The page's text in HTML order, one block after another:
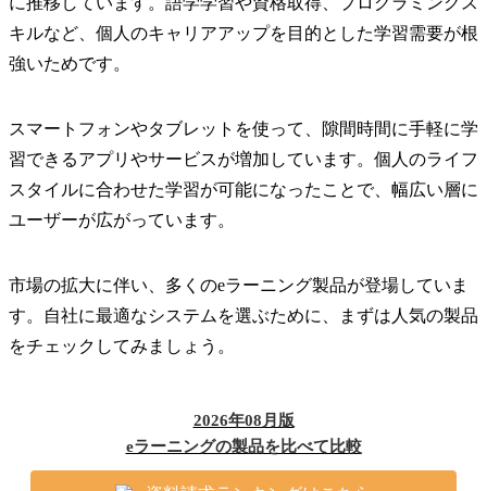
キルなど、個人のキャリアアップを目的とした学習需要が根
強いためです。
スマートフォンやタブレットを使って、隙間時間に手軽に学
習できるアプリやサービスが増加しています。個人のライフ
スタイルに合わせた学習が可能になったことで、幅広い層に
ユーザーが広がっています。
市場の拡大に伴い、多くのeラーニング製品が登場していま
す。自社に最適なシステムを選ぶために、まずは人気の製品
をチェックしてみましょう。
2026年08月版
eラーニングの製品を比べて比較